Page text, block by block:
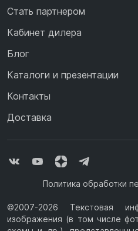
Стать партнером
Кабинет дилера
Блог
Каталоги и презентации
Контакты
Доставка
Политика обработки
©2007-2026 Текстовая
изображения (в том числе